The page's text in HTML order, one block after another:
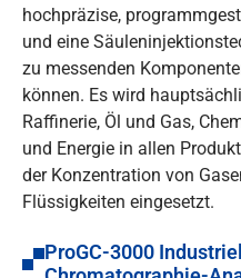
hochpräzise,
und eine
zu messenden
können. Es wird
Raffinerie, Öl und Gas,
und Energie in allen
der Konzentration von
Flüssigkeiten eingesetzt.
ProGC-3000